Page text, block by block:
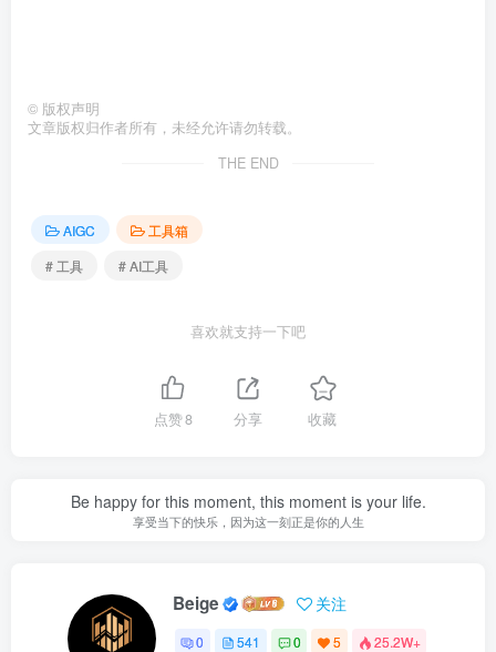
© 版权声明
文章版权归作者所有，未经允许请勿转载。
THE END
AIGC
工具箱
# 工具
# AI工具
喜欢就支持一下吧
点赞8 分享 收藏
Be happy for this moment, this moment is your life.
享受当下的快乐，因为这一刻正是你的人生
Beige 关注
0 541 0 5 25.2W+